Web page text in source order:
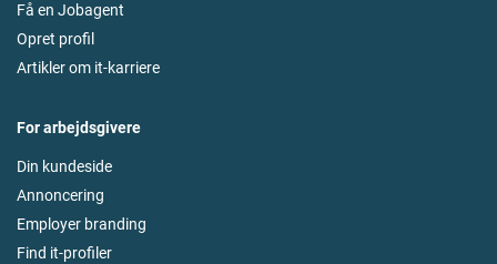
Få en Jobagent
Opret profil
Artikler om it-karriere
For arbejdsgivere
Din kundeside
Annoncering
Employer branding
Find it-profiler